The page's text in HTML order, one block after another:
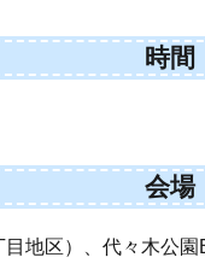
時間
会場
地区）、代々木公園